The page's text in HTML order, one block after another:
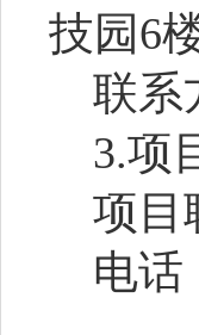
技园6楼
联系
3.项
项目
电话